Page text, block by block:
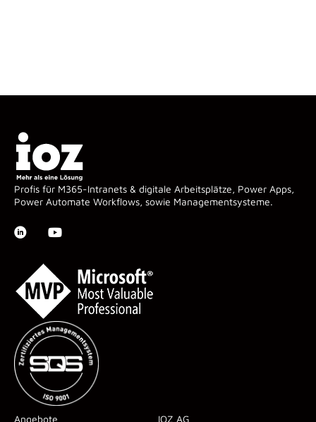
Profis für M365-Intranets & digitale Arbeitsplätze, Power Apps,
Power Automate Workflows, sowie Managementsysteme.
Angebote IOZ AG